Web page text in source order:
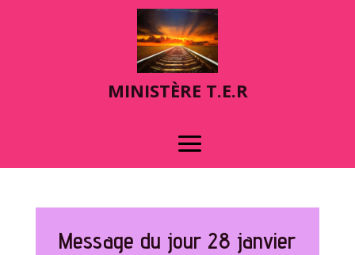
MINISTÈRE T.E.R
Message du jour 28 janvier